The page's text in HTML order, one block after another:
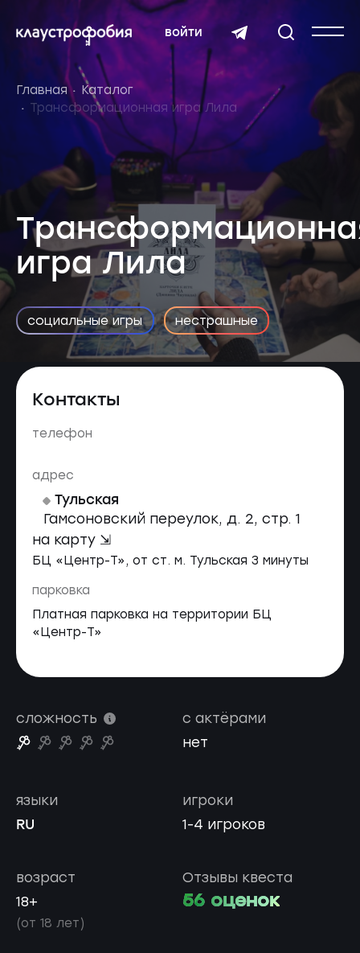
войти
Главная
Каталог
Трансформационная игра Лила
игра Лила
социальные игры нестрашные
Контакты
телефон
адрес
Тульская
Гамсоновский переулок, д. 2, стр. 1
на карту ⇲
БЦ «Центр-Т», от ст. м. Тульская 3 минуты
парковка
Платная парковка на территории БЦ
«Центр-Т»
сложность
с актёрами
нет
игроки
1-4 игроков
языки
RU
возраст
18+
(от 18 лет)
Отзывы квеста
56 оценок